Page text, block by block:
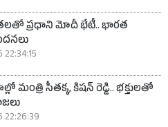
ప్రధాని మోదీ భేటీ.. భారత
22:34:15
సీతక్క, కిషన్ రెడ్డి.. భక్తులతో
22:26:39